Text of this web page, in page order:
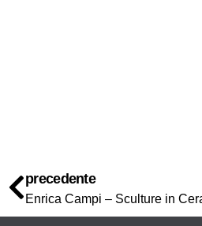
precedente
Enrica Campi – Sculture in